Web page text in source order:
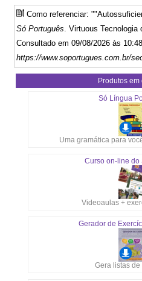
Como referenciar:
Só Português . Virtuous
Consultado em 09/08/2026 às
https://www.soportugues.com.br/
Produtos em
Só Língua
Uma gramática para
Curso on-line do
Videoaulas +
Gerador de
Gera listas